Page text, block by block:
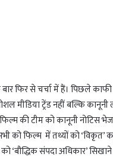
फिर से चर्चा में हैं। पिछले
मीडिया ट्रेंड नहीं बल्कि कानूनी
की टीम को कानूनी नोटिस
फिल्म में तथ्यों को ‘विकृत’
संपदा अधिकार’